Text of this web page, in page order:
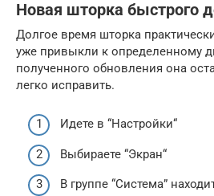
Новая шторка быстрого
Долгое время шторка
уже привыкли к определенному
полученного обновления она
легко исправить.
Идете в “Настройки“
Выбираете “Экран“
В группе “Система”